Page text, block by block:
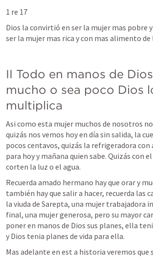
1 re 17
Dios la convirtió en ser la mujer mas pobre
ser la mujer mas rica y con mas alimento de
II Todo en manos de
mucho o sea poco Dios
multiplica
Asi como esta mujer muchos de nosotros
quizás nos vemos hoy en día sin salida, la
pocos centavos, quizás la refrigeradora con
para hoy y mañana quien sabe. Quizás con
corten la luz o el agua.
Recuerda amado hermano hay que orar y
también hay que salir a hacer, recuerda las
la viuda de Sarepta, una mujer trabajadora
final, una mujer generosa, pero su mayor
poner en manos de Dios sus planes, ella
y Dios tenia planes de vida para ella.
Mas adelante en est a historia veremos que